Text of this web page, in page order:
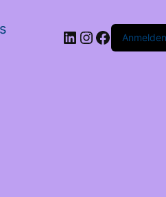
LinkedIn
Instagram
Anmelden